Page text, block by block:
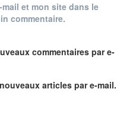
et mon site dans le
commentaire.
commentaires par e-
articles par e-mail.